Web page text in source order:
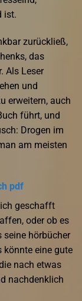
ist.
zurückließ,
das
Als Leser
und
erweitern, auch
führt, und
Drogen im
am meisten
pdf
geschafft
oder ob es
seine hörbücher
könnte eine gute
nach etwas
nachdenklich